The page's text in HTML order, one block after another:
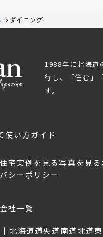
ダイニング
1988年に北海道
行し、「住む」
す。
使い方ガイド
住宅実例を見る写真を見る
シーポリシー
社一覧
北海道道央道南道北道東